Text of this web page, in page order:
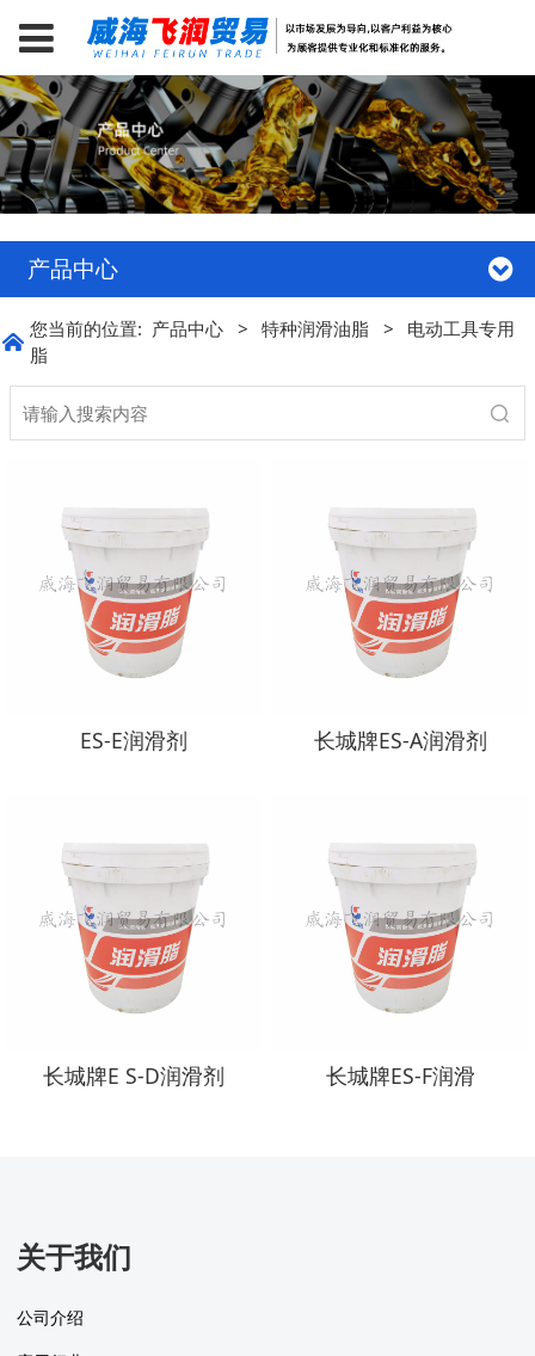
产品中心
您当前的位置: 产品中心 > 特种润滑油脂 >
电动工具专用
脂
ES-E润滑剂 长城牌ES-A润滑剂
长城牌E S-D润滑剂 长城牌ES-F润滑
关于我们
公司介绍